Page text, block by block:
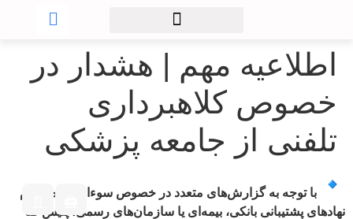
اطلاعیه مهم | هشدار در
خصوص کلاهبرداری
تلفنی از جامعه پزشکی
با توجه به گزارش‌های متعدد در خصوص سوءاستفاده از نام
نهادهای پشتیبانی بانکی، بیمه‌ای یا سازمان‌های رسمی، پلیس فتا